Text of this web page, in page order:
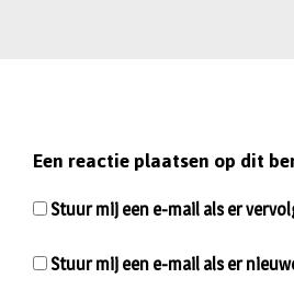
Een reactie plaatsen op dit
Stuur mij een e-mail als er
Stuur mij een e-mail als er